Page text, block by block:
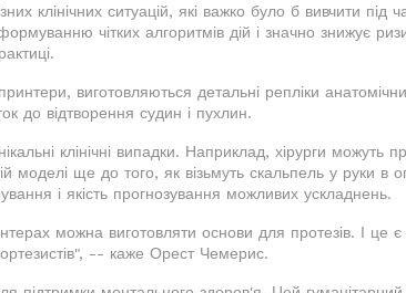
клінічних ситуацій, які важко було б вивчити під
чітких алгоритмів дій і значно знижує
виготовляються детальні репліки
до відтворення судин і пухлин.
клінічні випадки. Наприклад, хірурги можуть
моделі ще до того, як візьмуть скальпель у руки в
і якість прогнозування можливих ускладнень.
можна виготовляти основи для протезів. І це
-- каже Орест Чемерис.